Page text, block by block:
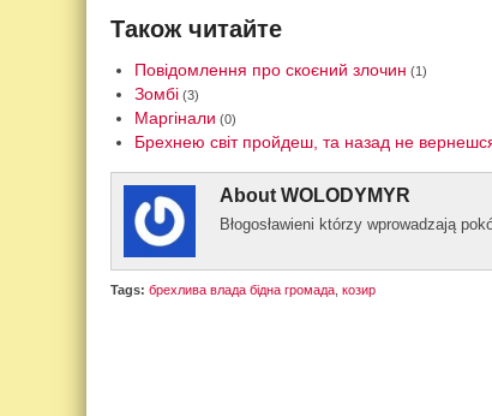
Також читайте
Повідомлення про скоєний злочин (1)
Зомбі (3)
Маргінали (0)
Брехнею світ пройдеш, та назад не
About WOLODYMYR
Błogos­ławieni którzy wprowad­zają
Tags: брехлива влада бідна громада козир